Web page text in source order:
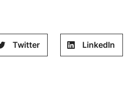
Twitter LinkedIn